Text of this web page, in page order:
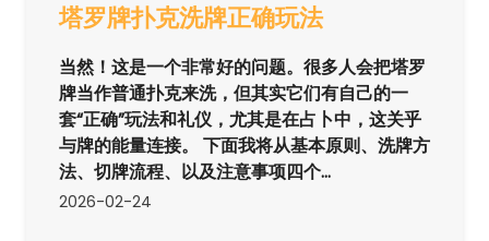
塔罗牌扑克洗牌正确玩法
当然！这是一个非常好的问题。很多人会把塔罗
牌当作普通扑克来洗，但其实它们有自己的一
套“正确”玩法和礼仪，尤其是在占卜中，这关乎
与牌的能量连接。 下面我将从基本原则、洗牌方
法、切牌流程、以及注意事项四个...
2026-02-24